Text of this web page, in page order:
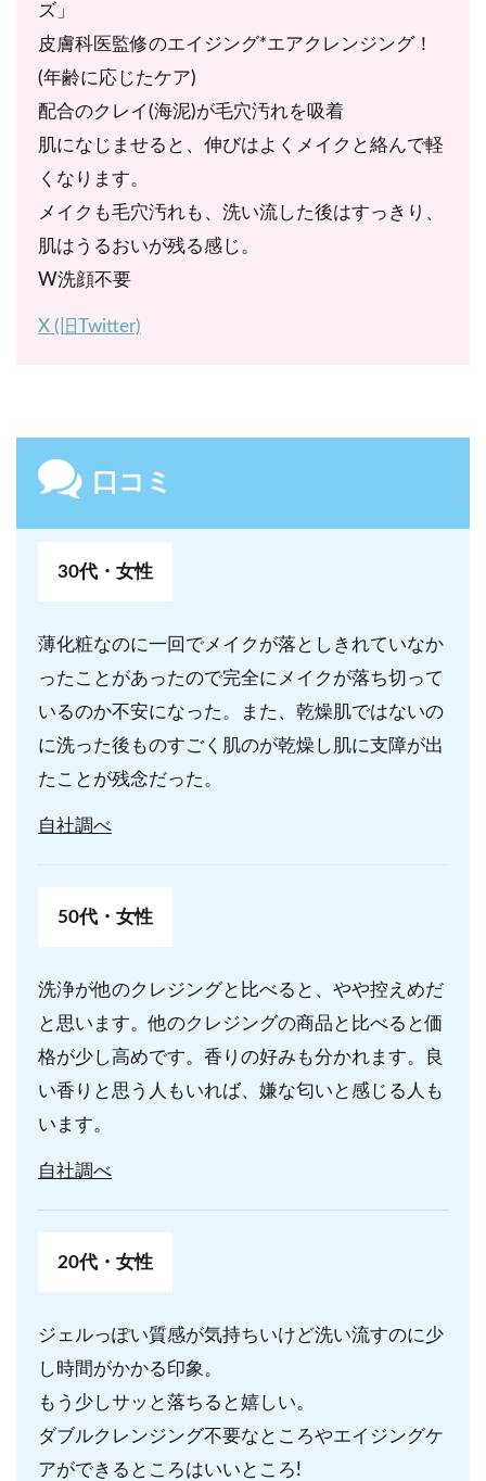
ズ」
皮膚科医監修のエイジング*エアクレンジング！
(年齢に応じたケア)
配合のクレイ(海泥)が毛穴汚れを吸着
肌になじませると、伸びはよくメイクと絡んで軽
くなります。
メイクも毛穴汚れも、洗い流した後はすっきり、
肌はうるおいが残る感じ。
W洗顔不要
X (旧Twitter)
口コミ
30代・女性
薄化粧なのに一回でメイクが落としきれていなか
ったことがあったので完全にメイクが落ち切って
いるのか不安になった。また、乾燥肌ではないの
に洗った後ものすごく肌のが乾燥し肌に支障が出
たことが残念だった。
自社調べ
50代・女性
洗浄が他のクレジングと比べると、やや控えめだ
と思います。他のクレジングの商品と比べると価
格が少し高めです。香りの好みも分かれます。良
い香りと思う人もいれば、嫌な匂いと感じる人も
います。
自社調べ
20代・女性
ジェルっぽい質感が気持ちいけど洗い流すのに少
し時間がかかる印象。
もう少しサッと落ちると嬉しい。
ダブルクレンジング不要なところやエイジングケ
アができるところはいいところ!